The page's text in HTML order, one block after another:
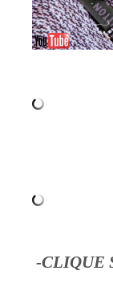
-CLIQUE